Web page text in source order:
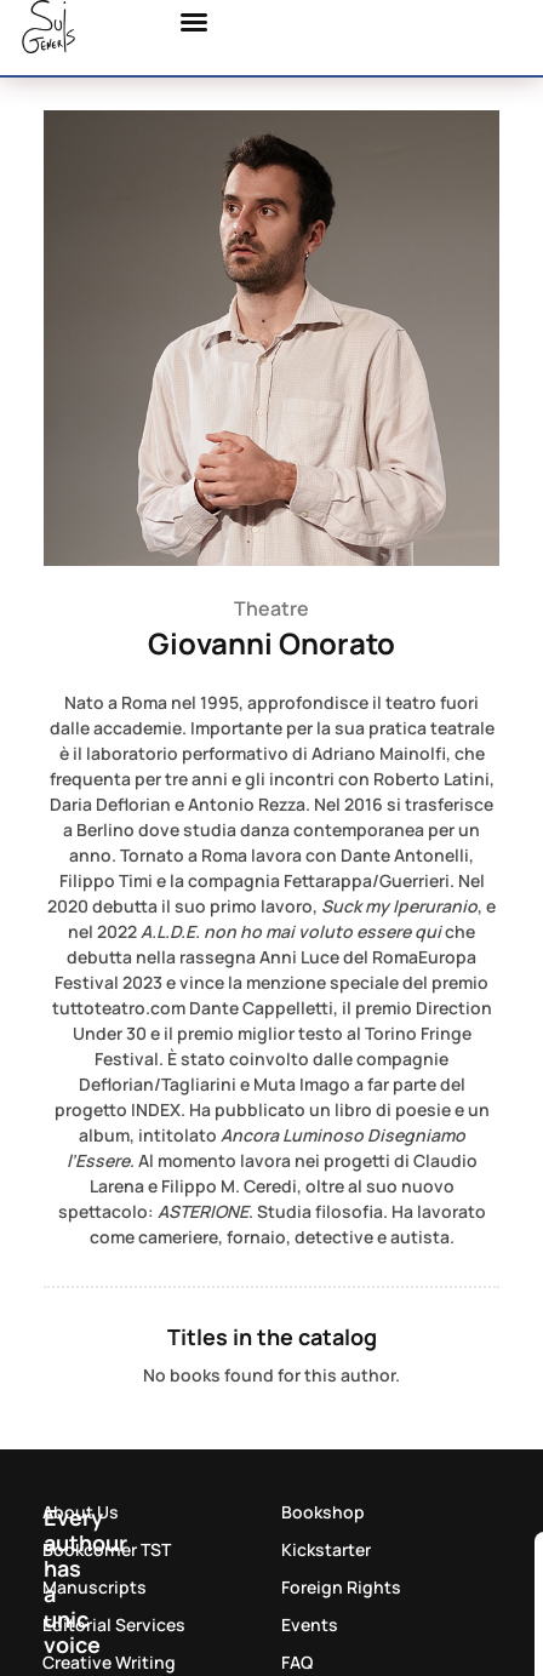
Theatre
Giovanni Onorato
Nato a Roma nel 1995, approfondisce il teatro fuori
dalle accademie. Importante per la sua pratica teatrale
è il laboratorio performativo di Adriano Mainolfi, che
frequenta per tre anni e gli incontri con Roberto Latini,
Daria Deflorian e Antonio Rezza. Nel 2016 si trasferisce
a Berlino dove studia danza contemporanea per un
anno. Tornato a Roma lavora con Dante Antonelli,
Filippo Timi e la compagnia Fettarappa/Guerrieri. Nel
2020 debutta il suo primo lavoro, Suck my Iperuranio, e
nel 2022A.L.D.E. non ho mai voluto essere quiche
debutta nella rassegna Anni Luce del RomaEuropa
Festival 2023 e vince la menzione speciale del premio
tuttoteatro.com Dante Cappelletti, il premio Direction
Under 30 e il premio miglior testo al Torino Fringe
Festival. È stato coinvolto dalle compagnie
Deflorian/Tagliarini e Muta Imago a far parte del
progetto INDEX. Ha pubblicato un libro di poesie e un
album, intitolato Ancora Luminoso Disegniamo
l’Essere. Al momento lavora nei progetti di Claudio
Larena e Filippo M. Ceredi, oltre al suo nuovo
spettacolo: ASTERIONE. Studia filosofia. Ha lavorato
come cameriere, fornaio, detective e autista.
Titles in the catalog
No books found for this author.
Every
authour
has
a
unic
voice
About Us
Bookcorner TST
Manuscripts
Editorial Services
Creative Writing
Bookshop
Kickstarter
Foreign Rights
Events
FAQ